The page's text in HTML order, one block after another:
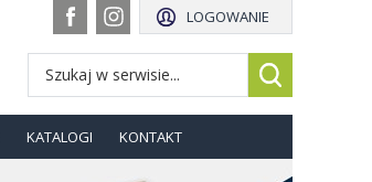
LOGOWANIE
KATALOGI KONTAKT